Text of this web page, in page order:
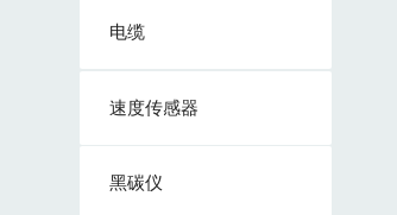
电缆
速度传感器
黑碳仪